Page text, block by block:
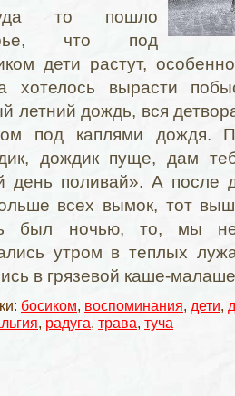
то пошло
что под
дети растут,
хотелось вырасти
летний дождь, вся
под каплями дождя.
дождик пуще, дам
день поливай». А после
всех вымок, тот
был ночью, то, мы
утром в теплых
в грязевой каше-
босиком, воспоминания, дети,
, радуга, трава, туча